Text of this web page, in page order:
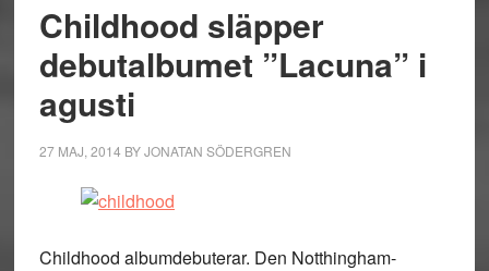
Childhood släpper
debutalbumet ”Lacuna” i
agusti
27 MAJ, 2014 BYJONATAN SÖDERGREN
Childhood albumdebuterar. Den Notthingham-